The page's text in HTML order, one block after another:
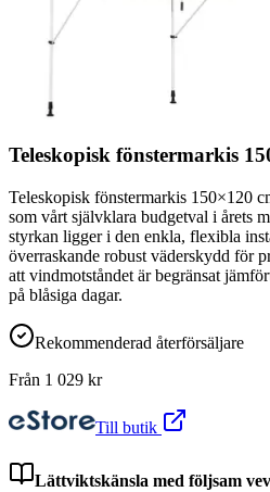
Teleskopisk fönstermarkis
Teleskopisk fönstermarkis 150×120
som vårt självklara budgetval i årets
styrkan ligger i den enkla, flexibla
överraskande robust väderskydd för
att vindmotståndet är begränsat
på blåsiga dagar.
Rekommenderad återförsäljare
Från 1 029 kr
Till butik
Lättviktskänsla med följsam